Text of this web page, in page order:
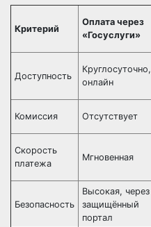
Критерий
Оплата через
«Госуслуги»
Доступность
Круглосуточно,
онлайн
Комиссия Отсутствует
Скорость
платежа
Мгновенная
Безопасность
Высокая, через
защищённый
портал